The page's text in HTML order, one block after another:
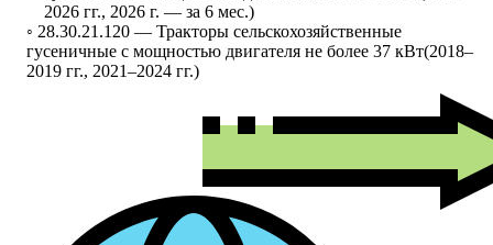
2026 гг., 2026 г. — за 6 мес.)
◦ 28.30.21.120 — Тракторы сельскохозяйственные
гусеничные с мощностью двигателя не более 37 кВт(2018–
2019 гг., 2021–2024 гг.)